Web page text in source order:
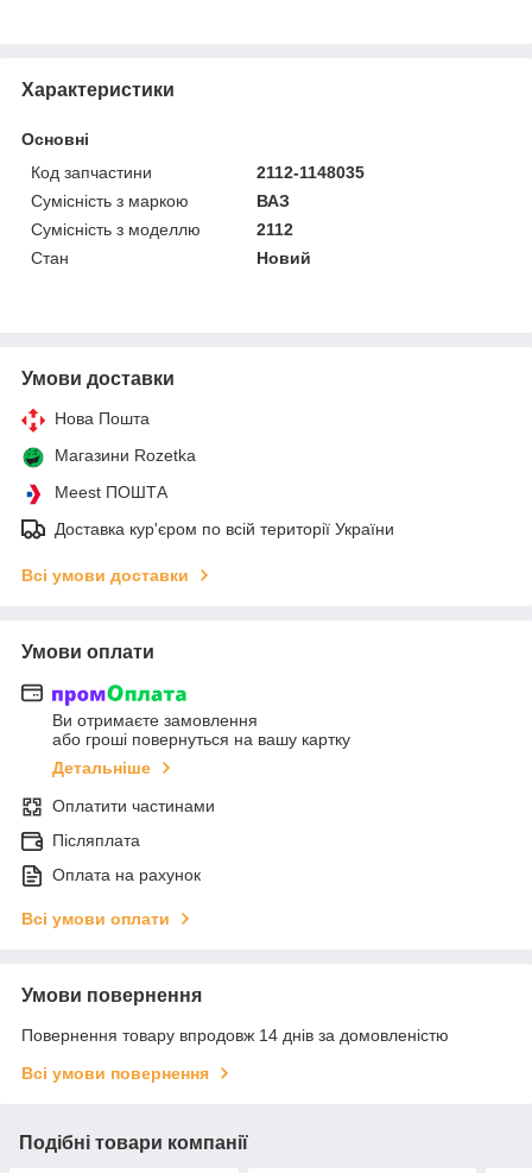
Характеристики
Основні
Код запчастини
2112-1148035
Сумісність з маркою
ВАЗ
Сумісність з моделлю
2112
Стан
Новий
Умови доставки
Нова Пошта
Магазини Rozetka
Meest ПОШТА
Доставка кур'єром по всій території України
Всі умови доставки
Умови оплати
Ви отримаєте замовлення
або гроші повернуться на вашу картку
Детальніше
Оплатити частинами
Післяплата
Оплата на рахунок
Всі умови оплати
Умови повернення
Повернення товару впродовж 14 днів за домовленістю
Всі умови повернення
Подібні товари компанії